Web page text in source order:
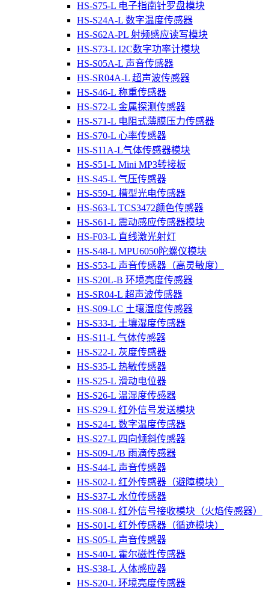
HS-S75-L 电子指南针罗盘模块
HS-S24A-L 数字温度传感器
HS-S62A-PL 射频感应读写模块
HS-S73-L I2C数字功率计模块
HS-S05A-L 声音传感器
HS-SR04A-L 超声波传感器
HS-S46-L 称重传感器
HS-S72-L 金属探测传感器
HS-S71-L 电阻式薄膜压力传感器
HS-S70-L 心率传感器
HS-S11A-L气体传感器模块
HS-S51-L Mini MP3转接板
HS-S45-L 气压传感器
HS-S59-L 槽型光电传感器
HS-S63-L TCS3472颜色传感器
HS-S61-L 震动感应传感器模块
HS-F03-L 直线激光射灯
HS-S48-L MPU6050陀螺仪模块
HS-S53-L 声音传感器（高灵敏度）
HS-S20L-B 环境亮度传感器
HS-SR04-L 超声波传感器
HS-S09-LC 土壤湿度传感器
HS-S33-L 土壤湿度传感器
HS-S11-L 气体传感器
HS-S22-L 灰度传感器
HS-S35-L 热敏传感器
HS-S25-L 滑动电位器
HS-S26-L 温湿度传感器
HS-S29-L 红外信号发送模块
HS-S24-L 数字温度传感器
HS-S27-L 四向倾斜传感器
HS-S09-L/B 雨滴传感器
HS-S44-L 声音传感器
HS-S02-L 红外传感器（避障模块）
HS-S37-L 水位传感器
HS-S08-L 红外信号接收模块（火焰传感器）
HS-S01-L 红外传感器（循迹模块）
HS-S05-L 声音传感器
HS-S40-L 霍尔磁性传感器
HS-S38-L 人体感应器
HS-S20-L 环境亮度传感器